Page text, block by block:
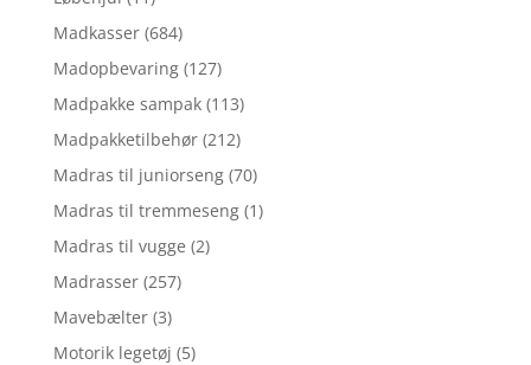
Madkasser (684)
Madopbevaring (127)
Madpakke sampak (113)
Madpakketilbehør (212)
Madras til juniorseng (70)
Madras til tremmeseng (1)
Madras til vugge (2)
Madrasser (257)
Mavebælter (3)
Motorik legetøj (5)